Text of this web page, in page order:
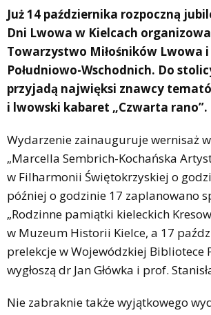
Już 14 października rozpoczną
Dni Lwowa w Kielcach
Towarzystwo Miłośników Lwowa
Południowo-Wschodnich. Do
przyjadą najwięksi znawcy
i lwowski kabaret „Czwarta rano”.
Wydarzenie zainauguruje wernisaż
„Marcella Sembrich-Kochańska
w Filharmonii Świętokrzyskiej o
później o godzinie 17 zaplanowano
„Rodzinne pamiątki kieleckich
w Muzeum Historii Kielce, a 17
prelekcje w Wojewódzkiej Bibliotece
wygłoszą dr Jan Główka i prof.
Nie zabraknie także wyjątkowego